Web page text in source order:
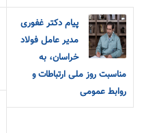
پیام دکتر غفوری
مدیر عامل فولاد
خراسان، به
مناسبت روز ملی ارتباطات و
روابط عمومی